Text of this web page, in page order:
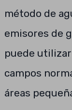
método de
emisores de
puede
campos
áreas